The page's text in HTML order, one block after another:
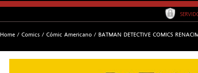
Home / Comics / Cómic Americano / BATMAN DETECTIVE COMICS